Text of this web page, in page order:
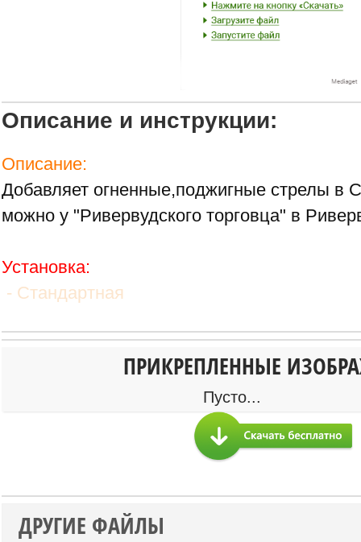
Описание и инструкции:
Описание:
Добавляет огненные,поджигные стрелы в
можно у "Ривервудского торговца" в
Установка:
- Стандартная
ПРИКРЕПЛЕННЫЕ
Пусто...
ДРУГИЕ ФАЙЛЫ